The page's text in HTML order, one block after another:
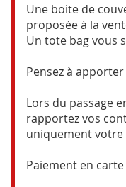
Une boite de
proposée à la
Un tote bag vous
Pensez à
Lors du passage
rapportez vos
uniquement votre
Paiement en